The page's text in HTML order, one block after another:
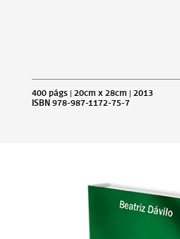
400 págs | 20cm x 28cm | 2013
ISBN 978-987-1172-75-7